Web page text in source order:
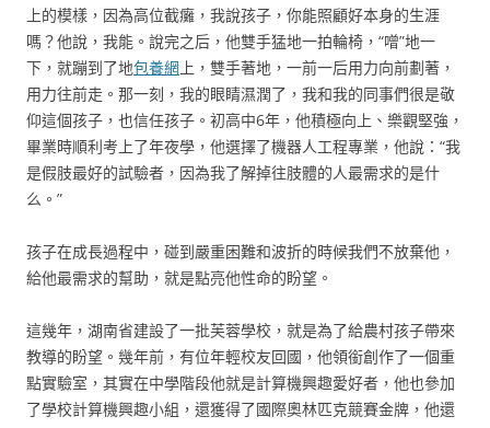
上的模樣，因為高位截癱，我說孩子，你能照顧好本身的生涯
嗎？他說，我能。說完之后，他雙手猛地一拍輪椅，“噌”地一
下，就蹦到了地包養網 上，雙手著地，一前一后用力向前劃著，
用力往前走。那一刻，我的眼睛濕潤了，我和我的同事們很是敬
仰這個孩子，也信任孩子。初高中6年，他積極向上、樂觀堅強，
畢業時順利考上了年夜學，他選擇了機器人工程專業，他說：“我
是假肢最好的試驗者，因為我了解掉往肢體的人最需求的是什
么。”
孩子在成長過程中，碰到嚴重困難和波折的時候我們不放棄他，
給他最需求的幫助，就是點亮他性命的盼望。
這幾年，湖南省建設了一批芙蓉學校，就是為了給農村孩子帶來
教導的盼望。幾年前，有位年輕校友回國，他領銜創作了一個重
點實驗室，其實在中學階段他就是計算機興趣愛好者，他也參加
了學校計算機興趣小組，還獲得了國際奧林匹克競賽金牌，他還